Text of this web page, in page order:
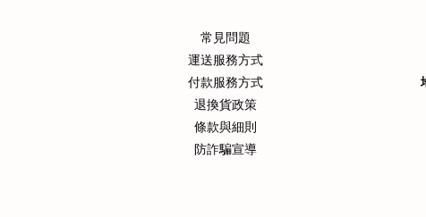
常見問題
運送服務方式
付款服務方式
退換貨政策
條款與細則
防詐騙宣導